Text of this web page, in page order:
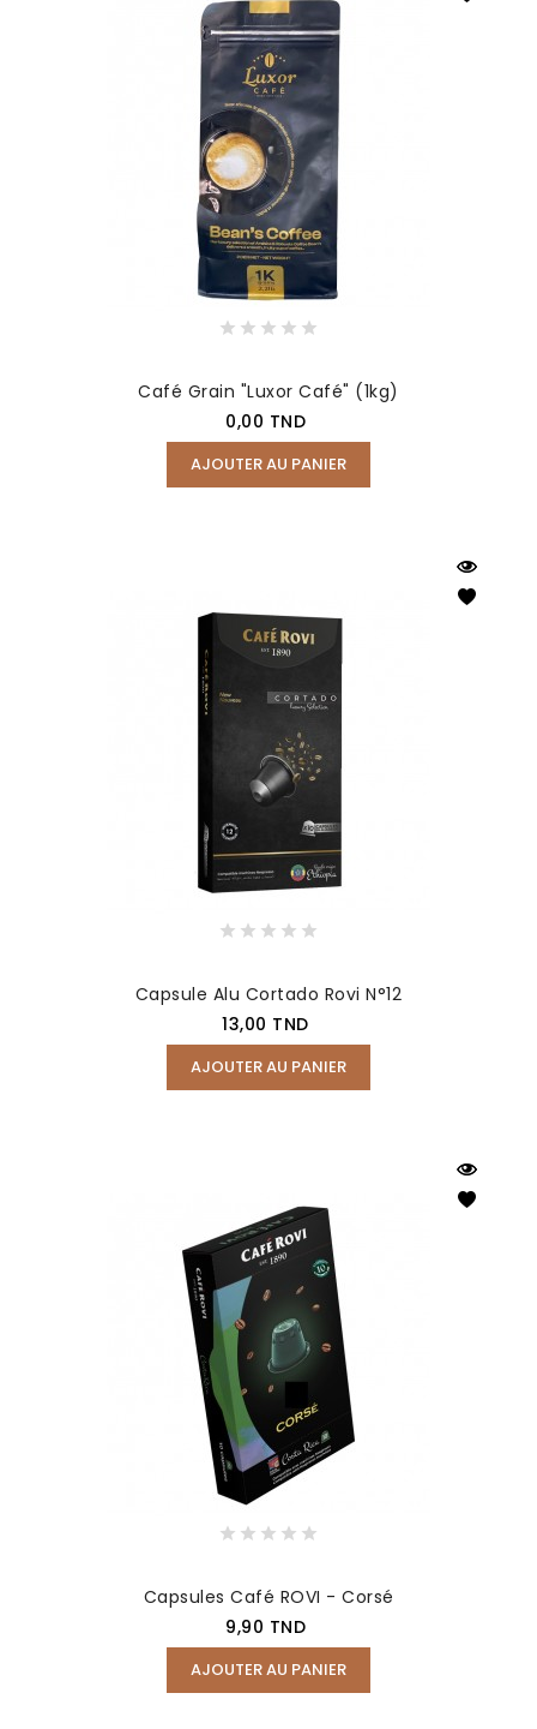
Café Grain "Luxor Café" (1kg)
Prix
0,00 TND
AJOUTER AU PANIER
Capsule Alu Cortado Rovi N°12
Prix
13,00 TND
AJOUTER AU PANIER
Capsules Café ROVI - Corsé
Prix
9,90 TND
AJOUTER AU PANIER